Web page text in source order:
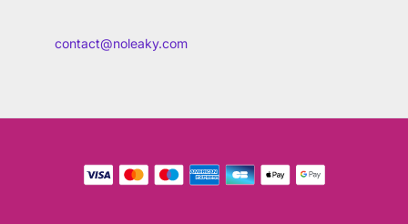
contact@noleaky.com